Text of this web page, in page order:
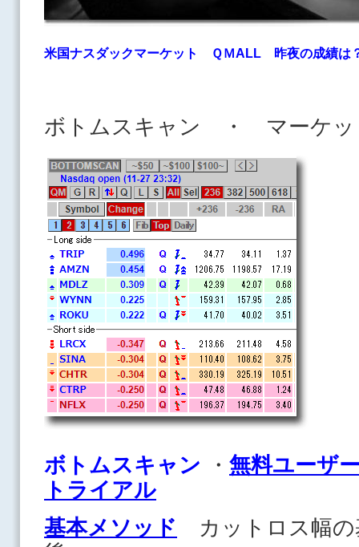
米国ナスダックマーケット ＱＭALL 昨夜の成績は
ボトムスキャン ・ マーケッ
ボトムスキャン ・ 無料ユーザ
トライアル
基本メソッド
カットロス幅